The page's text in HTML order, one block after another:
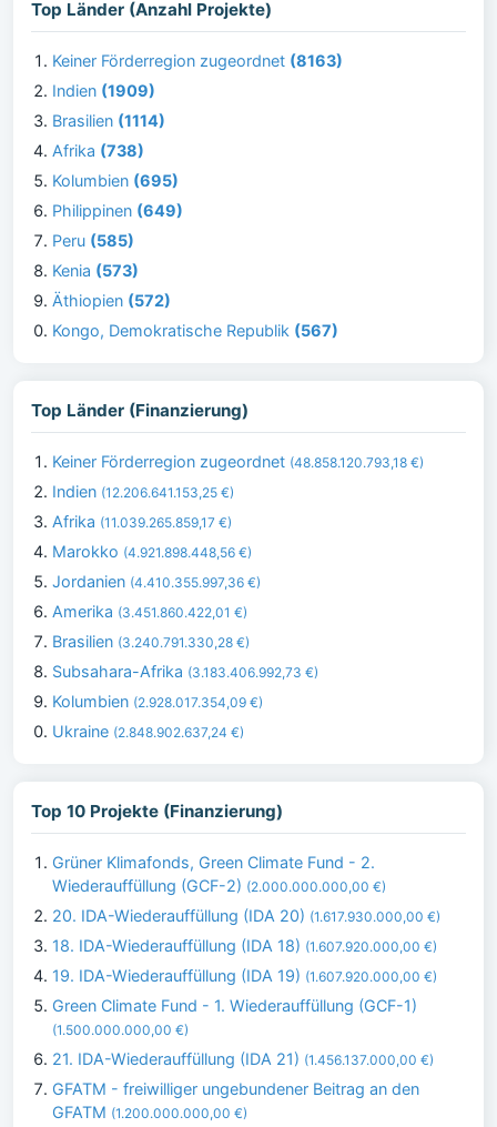
Top Länder (Anzahl Projekte)
Keiner Förderregion zugeordnet (8163)
Indien (1909)
Brasilien (1114)
Afrika (738)
Kolumbien (695)
Philippinen (649)
Peru (585)
Kenia (573)
Äthiopien (572)
Kongo, Demokratische Republik (567)
Top Länder (Finanzierung)
Keiner Förderregion zugeordnet (48.858.120.793,18 €)
Indien (12.206.641.153,25 €)
Afrika (11.039.265.859,17 €)
Marokko (4.921.898.448,56 €)
Jordanien (4.410.355.997,36 €)
Amerika (3.451.860.422,01 €)
Brasilien (3.240.791.330,28 €)
Subsahara-Afrika (3.183.406.992,73 €)
Kolumbien (2.928.017.354,09 €)
Ukraine (2.848.902.637,24 €)
Top 10 Projekte (Finanzierung)
Grüner Klimafonds, Green Climate Fund - 2.
Wiederauffüllung (GCF-2) (2.000.000.000,00 €)
20. IDA-Wiederauffüllung (IDA 20) (1.617.930.000,00 €)
18. IDA-Wiederauffüllung (IDA 18) (1.607.920.000,00 €)
19. IDA-Wiederauffüllung (IDA 19) (1.607.920.000,00 €)
Green Climate Fund - 1. Wiederauffüllung (GCF-1)
(1.500.000.000,00 €)
21. IDA-Wiederauffüllung (IDA 21) (1.456.137.000,00 €)
GFATM - freiwilliger ungebundener Beitrag an den
GFATM (1.200.000.000,00 €)